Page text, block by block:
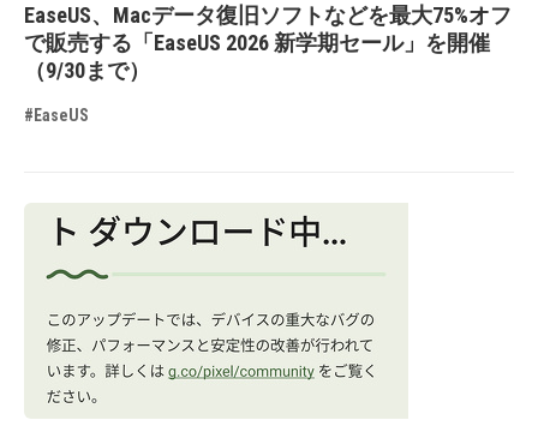
EaseUS、Macデータ復旧ソフトなどを最大75%オフ
で販売する「EaseUS 2026 新学期セール」を開催
（9/30まで）
#EaseUS